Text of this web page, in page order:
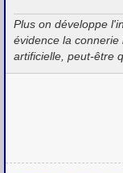
Plus on développe
évidence la
artificielle, peut-être